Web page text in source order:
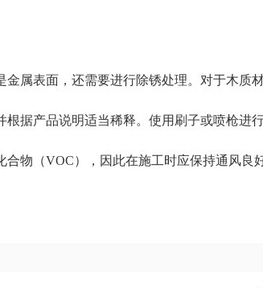
属表面，还需要进行除锈处理。对于木质
据产品说明适当稀释。使用刷子或喷枪进
物（VOC），因此在施工时应保持通风良